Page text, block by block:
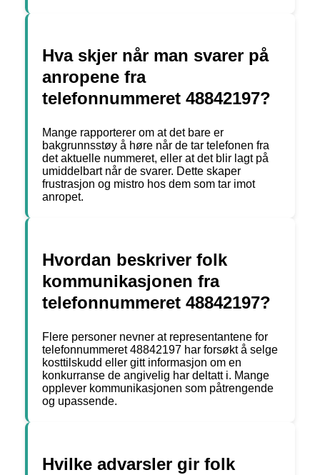
Hva skjer når man svarer på
anropene fra
telefonnummeret 48842197?
Mange rapporterer om at det bare er
bakgrunnsstøy å høre når de tar telefonen fra
det aktuelle nummeret, eller at det blir lagt på
umiddelbart når de svarer. Dette skaper
frustrasjon og mistro hos dem som tar imot
anropet.
Hvordan beskriver folk
kommunikasjonen fra
telefonnummeret 48842197?
Flere personer nevner at representantene for
telefonnummeret 48842197 har forsøkt å selge
kosttilskudd eller gitt informasjon om en
konkurranse de angivelig har deltatt i. Mange
opplever kommunikasjonen som påtrengende
og upassende.
Hvilke advarsler gir folk